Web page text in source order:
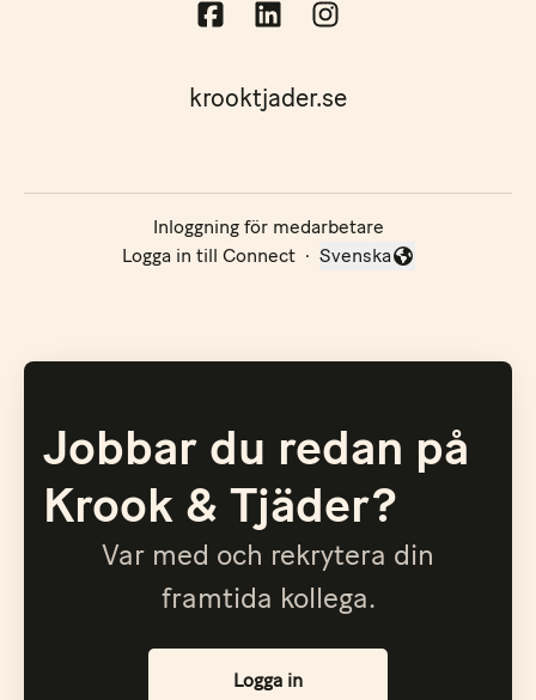
krooktjader.se
Inloggning för medarbetare
Logga in till Connect ·
Byt språk
Svenska
Jobbar du redan på
Krook & Tjäder?
Var med och rekrytera din
framtida kollega.
Logga in